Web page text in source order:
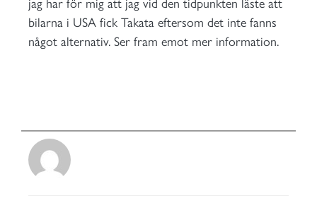
jag har för mig att jag vid den tidpunkten läste att
bilarna i USA fick Takata eftersom det inte fanns
något alternativ. Ser fram emot mer information.